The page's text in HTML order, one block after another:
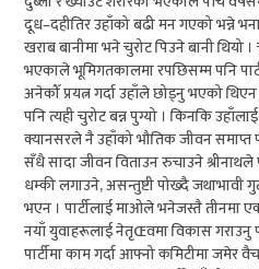
दूध–दहीतिर उहाँको बढी मन गएको भन्ने
खराब बानीमा भने चुरोट पिउने बानी थियो
भएकाले भूमिगतकालमा रपछिसम्म पनि
अनेकौँ प्रयत्न गर्दा उहाँले छोड्नु भएको
पनि त्यही चुरोट बन्न पुग्यो । किनकि
क्यानसरले नै उहाँको भौतिक जीवन समाप्त
सँधै सादा जीवन विताउन रुचाउने श्रीनाथले
धम्की लगाउने, असन्तुष्टी पोख्दै जथाभावी गुट
भएन । पार्टीलाई माओले भनेजस्तै तीनमा
नयाँ युवाहरूलाई नेतृŒवमा विकास गराउनु
पार्टीमा काम गर्दा आफ्नो कमिटीमा जमेर